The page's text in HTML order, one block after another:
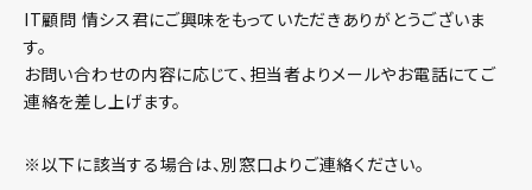
IT顧問 情シス君にご興味をもっていただきありがとうございま
す。
お問い合わせの内容に応じて、担当者よりメールやお電話にてご
連絡を差し上げます。
※以下に該当する場合は、別窓口よりご連絡ください。